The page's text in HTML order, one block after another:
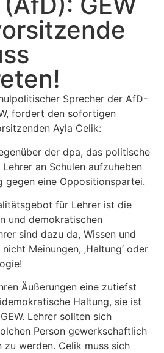
Sprecher der AfD-
fordert den sofortigen
Ayla Celik:
der dpa, das politische
an Schulen aufzuheben
gegen eine Oppositionspartei.
für Lehrer ist die
und demokratischen
sind dazu da, Wissen und
Meinungen, ‚Haltung‘ oder
Äußerungen eine zutiefst
Haltung, sie ist
Lehrer sollten sich
Person gewerkschaftlich
zu werden. Celik muss sich